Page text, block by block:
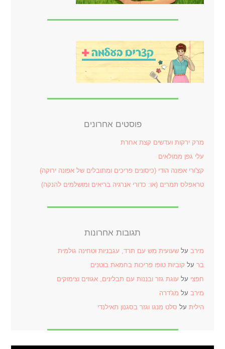
פוסטים אחרונים
מרק ירקות ועדשים קצת אחרת
עלי גפן ממולאים
קצ'ורי אפונה הודי (כיסונים פריכים ומתובלים של אפונה ירוקה)
טראפלס תמרים (או: כדורי אנרגיה בריאים ומושלמים להנקה)
תגובות אחרונות
מירב עלשעועית מש עם תרד, עגבניות וטחינה גולמית
בר על קוביות טופו פריכות בחמאת בוטנים
חפצי על עוגת גזר ובננות עם תבלינים, אגוזים וצימוקים
מירב על מג'דרה
הילית על סלט מנגו וגזר בסגנון תאילנדי